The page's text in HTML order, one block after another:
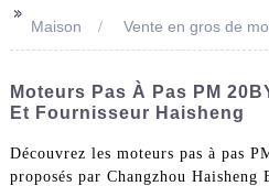
>>
Maison Vente en gros de
Moteurs Pas À Pas PM
Et Fournisseur Haisheng
Découvrez les moteurs pas à pas
proposés par Changzhou